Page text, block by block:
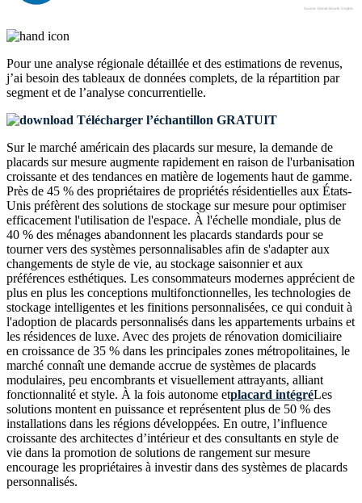
Pour une analyse régionale détaillée et des estimations de revenus,
j’ai besoin des tableaux de données complets, de la répartition par
segment et de l’analyse concurrentielle.
Télécharger l’échantillon GRATUIT
Sur le marché américain des placards sur mesure, la demande de
placards sur mesure augmente rapidement en raison de l'urbanisation
croissante et des tendances en matière de logements haut de gamme.
Près de 45 % des propriétaires de propriétés résidentielles aux États-
Unis préfèrent des solutions de stockage sur mesure pour optimiser
efficacement l'utilisation de l'espace. À l'échelle mondiale, plus de
40 % des ménages abandonnent les placards standards pour se
tourner vers des systèmes personnalisables afin de s'adapter aux
changements de style de vie, au stockage saisonnier et aux
préférences esthétiques. Les consommateurs modernes apprécient de
plus en plus les conceptions multifonctionnelles, les technologies de
stockage intelligentes et les finitions personnalisées, ce qui conduit à
l'adoption de placards personnalisés dans les appartements urbains et
les résidences de luxe. Avec des projets de rénovation domiciliaire
en croissance de 35 % dans les principales zones métropolitaines, le
marché connaît une demande accrue de systèmes de placards
modulaires, peu encombrants et visuellement attrayants, alliant
fonctionnalité et style. À la fois autonome etplacard intégréLes
solutions montent en puissance et représentent plus de 50 % des
installations dans les régions développées. En outre, l’influence
croissante des architectes d’intérieur et des consultants en style de
vie dans la promotion de solutions de rangement sur mesure
encourage les propriétaires à investir dans des systèmes de placards
personnalisés.